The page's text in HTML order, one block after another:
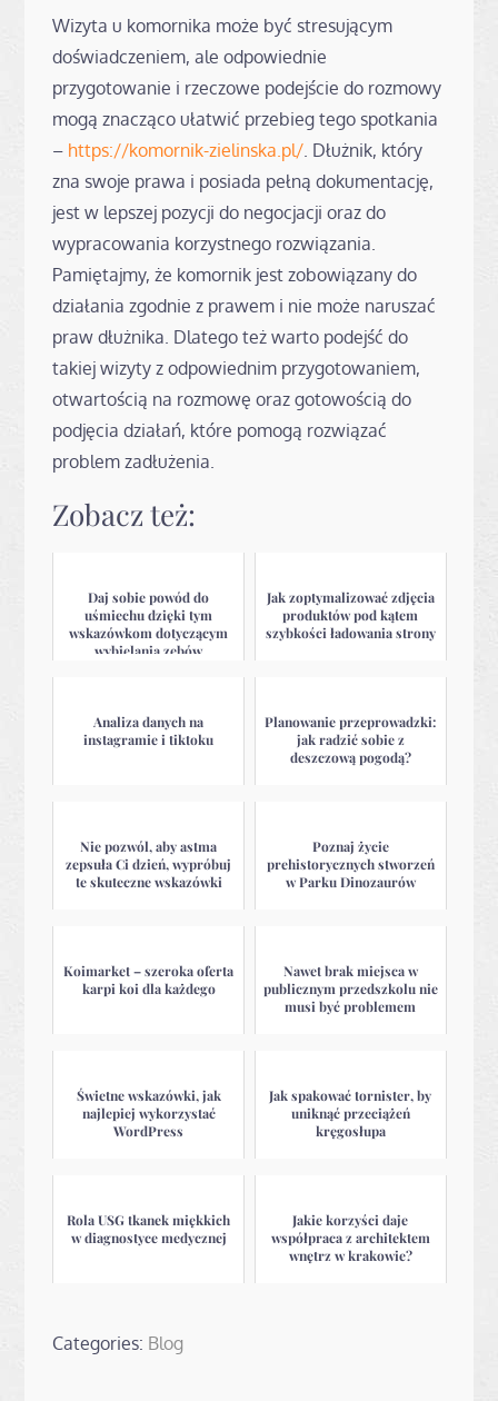
Wizyta u komornika może być stresującym
doświadczeniem, ale odpowiednie
przygotowanie i rzeczowe podejście do rozmowy
mogą znacząco ułatwić przebieg tego spotkania
– https://komornik-zielinska.pl/. Dłużnik, który
zna swoje prawa i posiada pełną dokumentację,
jest w lepszej pozycji do negocjacji oraz do
wypracowania korzystnego rozwiązania.
Pamiętajmy, że komornik jest zobowiązany do
działania zgodnie z prawem i nie może naruszać
praw dłużnika. Dlatego też warto podejść do
takiej wizyty z odpowiednim przygotowaniem,
otwartością na rozmowę oraz gotowością do
podjęcia działań, które pomogą rozwiązać
problem zadłużenia.
Zobacz też:
Daj sobie powód do
uśmiechu dzięki tym
wskazówkom dotyczącym
wybielania zębów
Jak zoptymalizować zdjęcia
produktów pod kątem
szybkości ładowania strony
Analiza danych na
instagramie i tiktoku
Planowanie przeprowadzki:
jak radzić sobie z
deszczową pogodą?
Nie pozwól, aby astma
zepsuła Ci dzień, wypróbuj
te skuteczne wskazówki
Poznaj życie
prehistorycznych stworzeń
w Parku Dinozaurów
Koimarket – szeroka oferta
karpi koi dla każdego
Nawet brak miejsca w
publicznym przedszkolu nie
musi być problemem
Świetne wskazówki, jak
najlepiej wykorzystać
WordPress
Jak spakować tornister, by
uniknąć przeciążeń
kręgosłupa
Rola USG tkanek miękkich
w diagnostyce medycznej
Jakie korzyści daje
współpraca z architektem
wnętrz w krakowie?
Categories: Blog